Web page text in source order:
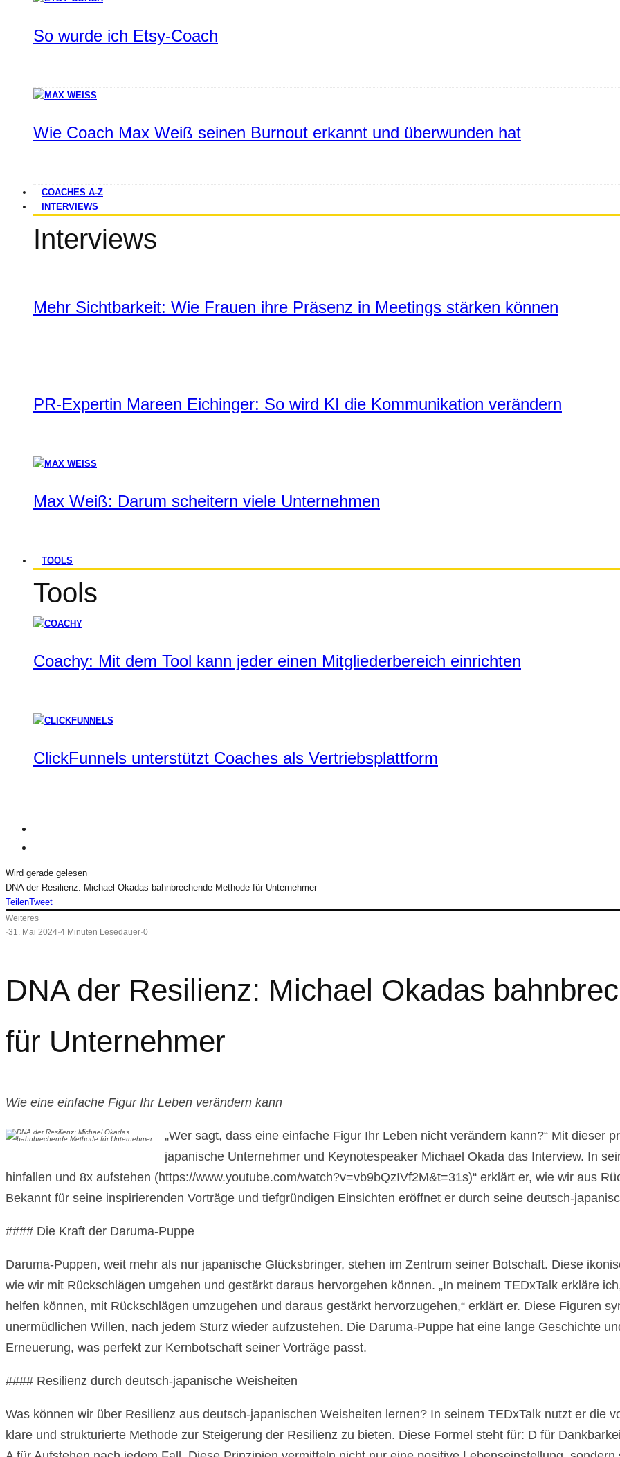
So wurde ich Etsy-Coach
Wie Coach Max Weiß seinen Burnout erkannt und überwunden hat
COACHES A-Z
INTERVIEWS
Interviews
Mehr Sichtbarkeit: Wie Frauen ihre Präsenz in Meetings stärken können
PR-Expertin Mareen Eichinger: So wird KI die Kommunikation verändern
Max Weiß: Darum scheitern viele Unternehmen
TOOLS
Tools
Coachy: Mit dem Tool kann jeder einen Mitgliederbereich einrichten
ClickFunnels unterstützt Coaches als Vertriebsplattform
Wird gerade gelesen
DNA der Resilienz: Michael Okadas bahnbrechende Methode für Unternehmer
TeilenTweet
Weiteres
·31. Mai 2024·4 Minuten Lesedauer·0
DNA der Resilienz: Michael Okadas
für Unternehmer
Wie eine einfache Figur Ihr Leben verändern kann
„Wer sagt, dass eine einfache Figur Ihr Leben nicht verändern kann?“ Mit dieser
japanische Unternehmer und Keynotespeaker Michael Okada das Interview. In
hinfallen und 8x aufstehen (https://www.youtube.com/watch?v=vb9bQzIVf2M&t=31s)“ erklärt er, wie wir aus
Bekannt für seine inspirierenden Vorträge und tiefgründigen Einsichten eröffnet er durch seine deutsch-
#### Die Kraft der Daruma-Puppe
Daruma-Puppen, weit mehr als nur japanische Glücksbringer, stehen im Zentrum seiner Botschaft. Diese
wie wir mit Rückschlägen umgehen und gestärkt daraus hervorgehen können. „In meinem TEDxTalk erkläre
helfen können, mit Rückschlägen umzugehen und daraus gestärkt hervorzugehen,“ erklärt er. Diese Figuren
unermüdlichen Willen, nach jedem Sturz wieder aufzustehen. Die Daruma-Puppe hat eine lange Geschichte
Erneuerung, was perfekt zur Kernbotschaft seiner Vorträge passt.
#### Resilienz durch deutsch-japanische Weisheiten
Was können wir über Resilienz aus deutsch-japanischen Weisheiten lernen? In seinem TEDxTalk nutzt er die
klare und strukturierte Methode zur Steigerung der Resilienz zu bieten. Diese Formel steht für: D für